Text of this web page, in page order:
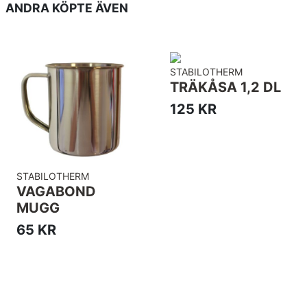
ANDRA KÖPTE ÄVEN
STABILOTHERM
VAGABOND
MUGG
65 KR
STABILOTHERM
TRÄKÅSA 1,2 DL
125 KR